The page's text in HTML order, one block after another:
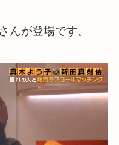
んが登場です。